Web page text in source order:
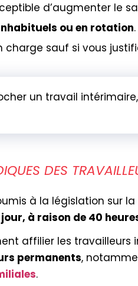
d’augmenter le
ou en rotation.
charge sauf si vous
un travail
DES
à la législation sur
à raison de 40
affilier les travailleurs
permanents,
.